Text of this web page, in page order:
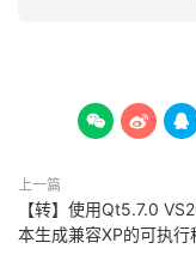
  
上一篇
【转】使用Qt5.7.0
本生成兼容XP的可执行